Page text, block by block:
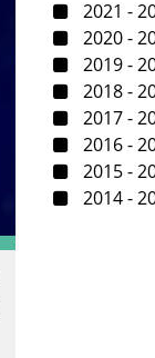
2021 -
2020 -
2019 -
2018 -
2017 -
2016 -
2015 -
2014 -